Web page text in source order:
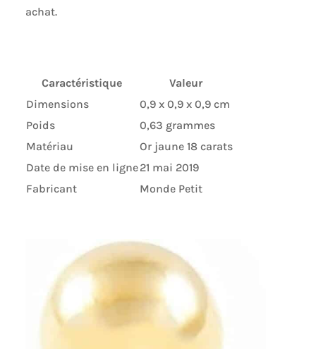
achat.
Caractéristique
Valeur
Dimensions
0,9 x 0,9 x 0,9 cm
Poids
0,63 grammes
Matériau
Or jaune 18 carats
Date de mise en ligne21 mai 2019
Fabricant
Monde Petit